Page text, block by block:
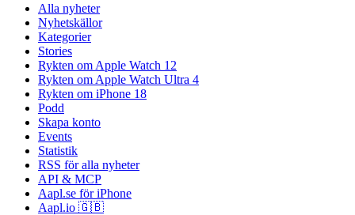
Alla nyheter
Nyhetskällor
Kategorier
Stories
Rykten om Apple Watch 12
Rykten om Apple Watch Ultra 4
Rykten om iPhone 18
Podd
Skapa konto
Events
Statistik
RSS för alla nyheter
API & MCP
Aapl.se för iPhone
Aapl.io 🇬🇧